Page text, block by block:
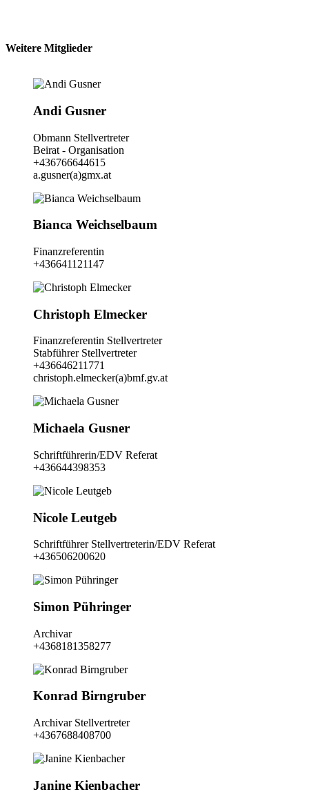
Weitere Mitglieder
Andi Gusner
Obmann Stellvertreter
Beirat - Organisation
+436766644615
a.gusner(a)gmx.at
Bianca Weichselbaum
Finanzreferentin
+436641121147
Christoph Elmecker
Finanzreferentin Stellvertreter
Stabführer Stellvertreter
+436646211771
christoph.elmecker(a)bmf.gv.at
Michaela Gusner
Schriftführerin/EDV Referat
+436644398353
Nicole Leutgeb
Schriftführer Stellvertreterin/EDV Referat
+436506200620
Simon Pühringer
Archivar
+4368181358277
Konrad Birngruber
Archivar Stellvertreter
+4367688408700
Janine Kienbacher